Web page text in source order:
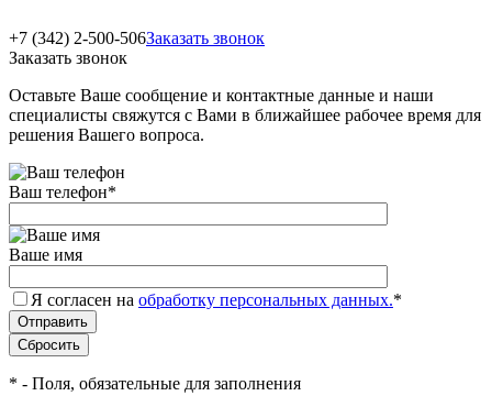
+7 (342) 2-500-506Заказать звонок
Заказать звонок
Оставьте Ваше сообщение и контактные данные и наши
специалисты свяжутся с Вами в ближайшее рабочее время для
решения Вашего вопроса.
Ваш телефон*
Ваше имя
Я согласен на обработку персональных данных.*
* - Поля, обязательные для заполнения